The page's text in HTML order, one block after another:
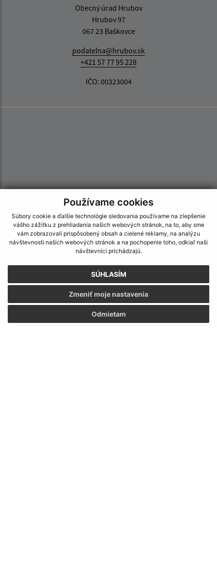
Používame cookies
Súbory cookie a ďalšie technológie sledovania používame na zlepšenie
vášho zážitku z prehliadania našich webových stránok, na to, aby sme
vám zobrazovali prispôsobený obsah a cielené reklamy, na analýzu
návštevnosti našich webových stránok a na pochopenie toho, odkiaľ naši
návštevníci prichádzajú.
SÚHLASÍM
Odmietam
Zmeniť moje nastavenia
Obecný úrad Hrubov
Hrubov 97
067 23 Baškovce
podatelna@hrubov.sk
+421 57 77 95 228
IČO: 00323004
Informácie o stránke:
Vyhlásenie o prístupnosti
Autorské práva
Ochrana osobných údajov
Navigácia: